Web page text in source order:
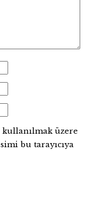
kullanılmak üzere
bu tarayıcıya